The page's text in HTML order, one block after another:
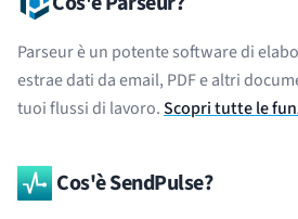
Parseur è un potente software di
estrae dati da email, PDF e altri
tuoi flussi di lavoro.Scopri tutte le
Cos'è SendPulse?